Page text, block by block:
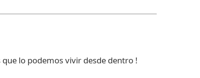
lo podemos vivir desde dentro !